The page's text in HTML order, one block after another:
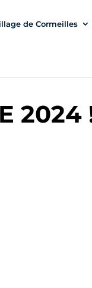
de Cormeilles
2024